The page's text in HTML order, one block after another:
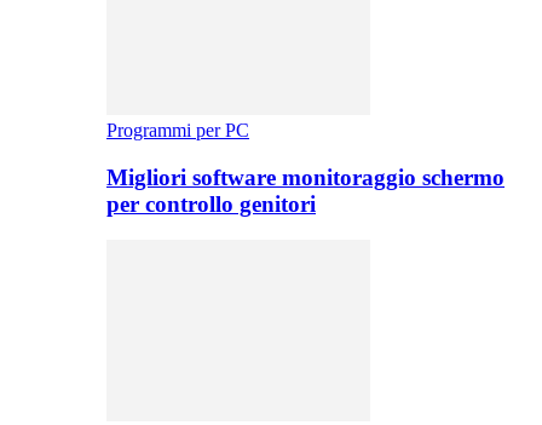
Programmi per PC
Migliori software monitoraggio schermo
per controllo genitori